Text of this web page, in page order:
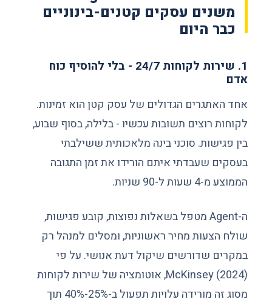
משנים עסקים קטנים-בינוניים
כבר היום
1. שירות לקוחות 24/7 - בלי להוסיף כוח
אדם
אחד האתגרים הגדולים של עסק קטן הוא זמינות.
לקוחות רוצים תשובות עכשיו - בלילה, בסוף שבוע,
בין פגישות. סוכני בינה מלאכותית ששילבתי
בעסקים שעבדתי איתם הורידו את זמן התגובה
הממוצע מ-4 שעות ל-90 שניות.
ה-Agent מטפל בשאלות נפוצות, קובע פגישות,
שולח הצעות מחיר ראשוניות, ומסלים למנהל רק
במקרים שדורשים שיקול דעת אנושי. על פי
McKinsey (2024), אוטומציה של שירות לקוחות
מסוג זה מורידה עלויות תפעול ב-25%-40% תוך